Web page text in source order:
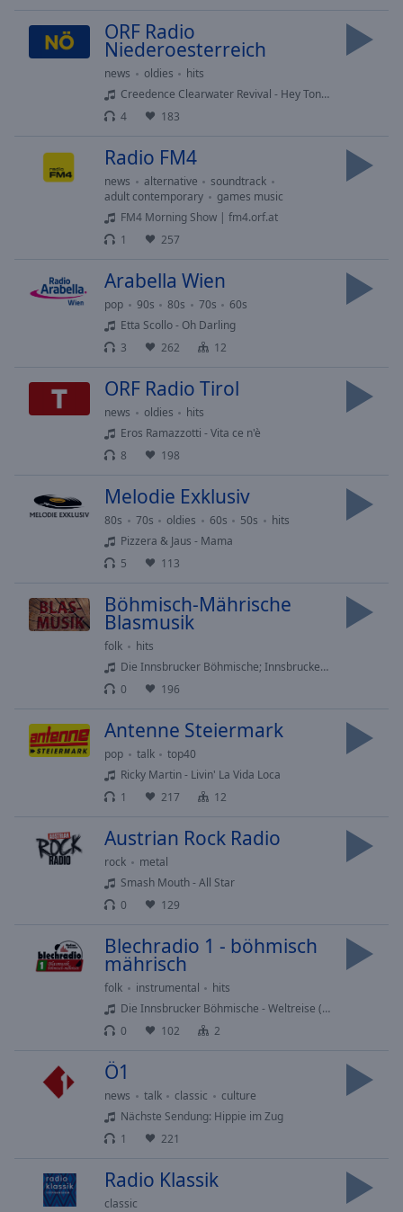
close
Color
Background
Opacity
window.
ORF Radio
Niederoesterreich
news oldies
hits
Creedence Clearwater Revival - Hey Tonight
4
183
Radio FM4
news alternative
soundtrack
adult contemporary
games music
FM4 Morning Show | fm4.orf.at
1
257
Arabella Wien
pop 90s 80s 70s
60s
Etta Scollo - Oh Darling
3
262 12
ORF Radio Tirol
news oldies
hits
Eros Ramazzotti - Vita ce n'è
8
198
Melodie Exklusiv
80s 70s oldies 60s 50s
hits
Pizzera & Jaus - Mama
5
113
Böhmisch-Mährische
Blasmusik
folk
hits
Die Innsbrucker Böhmische; Innsbrucker Böhmische - Jana Polka
0
196
Antenne Steiermark
pop talk
top40
Ricky Martin - Livin' La Vida Loca
1
217 12
Austrian Rock Radio
rock
metal
Smash Mouth - All Star
0
129
Blechradio 1 - böhmisch
mährisch
folk instrumental
hits
Die Innsbrucker Böhmische - Weltreise (Marsch)
0
102 2
Ö1
news talk classic
culture
Nächste Sendung: Hippie im Zug
1
221
Radio Klassik
classic